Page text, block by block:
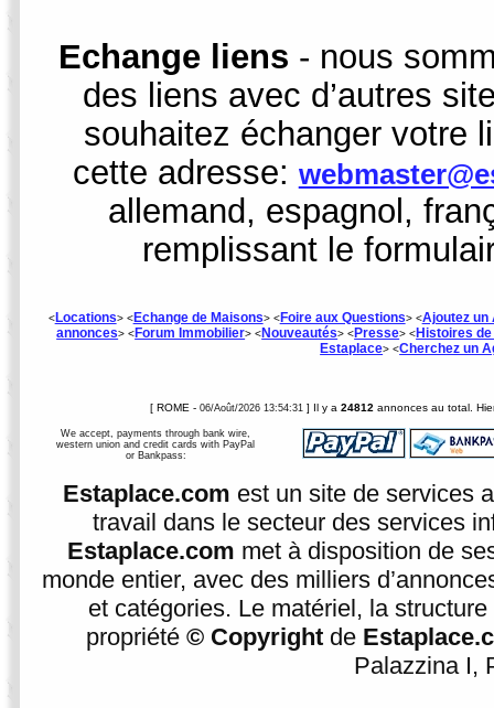
Echange liens - nous
des liens avec d’autres
souhaitez échanger votre
cette adresse:
allemand, espagnol,
remplissant le
<Locations> <Echange de Maisons> <Foire aux Questions> <Ajoutez un
annonces> <Forum Immobilier> <Nouveautés> <Presse> <Histoires
Estaplace> <Cherchez un
[ ROME - 06/Août/2026 13:54:31 ] Il y a 24812 annonces au total.
We accept, payments through bank wire,
western union and credit cards with PayPal
or Bankpass:
Estaplace.com est un site de services
travail dans le secteur des services
Estaplace.com met à disposition de
monde entier, avec des milliers
et catégories. Le matériel, la
propriété © Copyrightde
Palazzina I,